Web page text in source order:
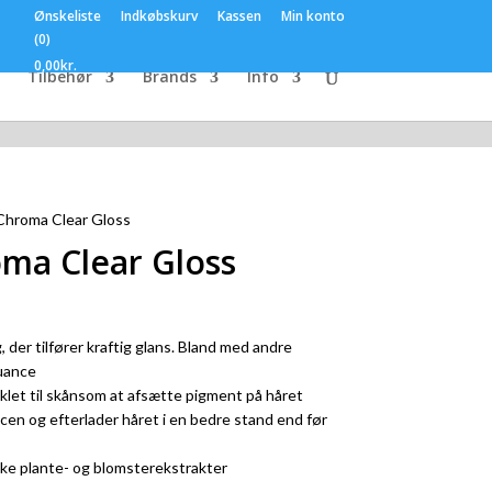
Ønskeliste Indkøbskurv Kassen
Min konto
(0)
0,00kr.
Tilbehør Brands Info
Clear Gloss
Clear Gloss
der tilfører kraftig glans. Bland med andre
til skånsom at afsætte pigment på håret
og efterlader håret i en bedre stand end før
plante- og blomsterekstrakter